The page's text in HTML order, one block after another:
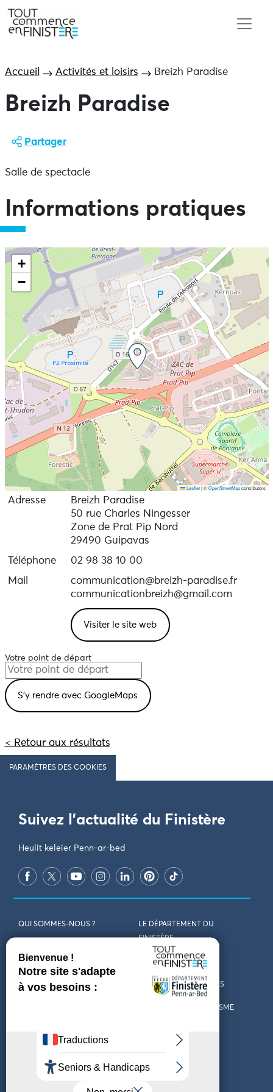
Accueil Activités et loisirs Breizh Paradise
Breizh Paradise
Partager
Salle de spectacle
Informations pratiques
+
−
Leaflet |©OpenStreetMapcontributors
Adresse
Breizh Paradise
50 rue Charles Ningesser
Zone de Prat Pip Nord
29490 Guipavas
Téléphone
02 98 38 10 00
Mail
communication@breizh-paradise.fr
communicationbreizh@gmail.com
Visiter le site web
Votre point de départ
< Retour aux résultats
PARAMÈTRES DES COOKIES
Suivez l'actualité du Finistère
Heulit keleier Penn-ar-bed
QUI SOMMES-NOUS ?
LE DÉPARTEMENT DU
FINISTÈRE
REJOIGNEZ-NOUS VENIR EN FINISTÈRE
CONTACT CARTES ET BROCHURES
LES OFFICES DE TOURISME
D’ACCESSIBILITÉ